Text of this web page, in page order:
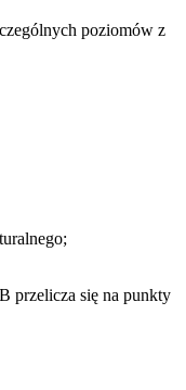
poziomów z
przelicza się na punkty